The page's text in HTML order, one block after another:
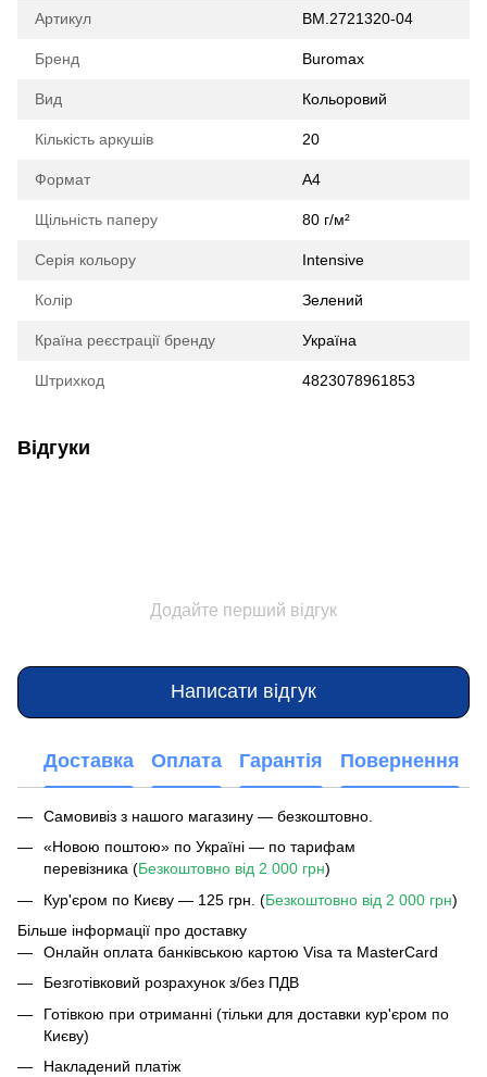
Артикул BM.2721320-04
Бренд Buromax
Вид Кольоровий
Кількість аркушів 20
Формат A4
Щільність паперу 80 г/м²
Серія кольору Intensive
Колір Зелений
Країна реєстрації бренду Україна
Штрихкод 4823078961853
Відгуки
Додайте перший відгук
Написати відгук
Доставка Оплата Гарантія Повернення
Самовивіз з нашого магазину — безкоштовно.
«Новою поштою» по Україні — по тарифам
перевізника (Безкоштовно від 2 000 грн)
Кур'єром по Києву — 125 грн. (Безкоштовно від 2 000 грн)
Більше інформації про доставку
Онлайн оплата банківською картою Visa та MasterCard
Безготівковий розрахунок з/без ПДВ
Готівкою при отриманні (тільки для доставки кур'єром по
Києву)
Накладений платіж